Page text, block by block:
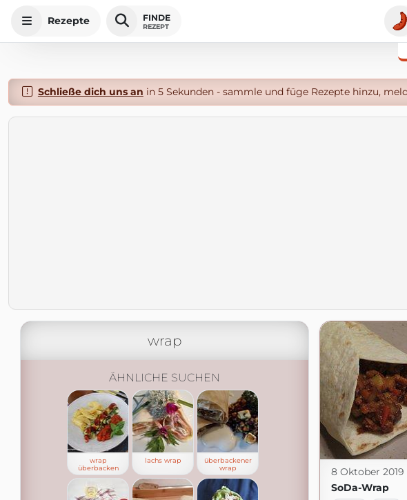
Rezepte FINDE
REZEPT
Schließe dich uns an in 5 Sekunden - sammle und füge Rezepte hinzu,
wrap
ÄHNLICHE SUCHEN
wrap
überbacken
lachs wrap
überbackener
wrap
8 Oktober 2019
SoDa-Wrap